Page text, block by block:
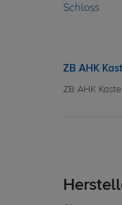
ZB AHK
ZB AHK